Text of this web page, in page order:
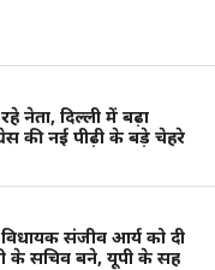
नेता, दिल्ली में बढ़ा
की नई पीढ़ी के बड़े चेहरे
संजीव आर्य को दी
के सचिव बने, यूपी के सह